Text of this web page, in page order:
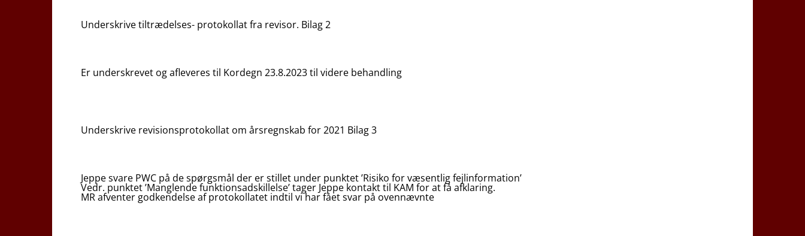
Underskrive tiltrædelses- protokollat fra revisor. Bilag 2
Er underskrevet og afleveres til Kordegn 23.8.2023 til videre behandling
Underskrive revisionsprotokollat om årsregnskab for 2021 Bilag 3
Jeppe svare PWC på de spørgsmål der er stillet under punktet ’Risiko for væsentlig fejlinformation’
Vedr. punktet ’Manglende funktionsadskillelse’ tager Jeppe kontakt til KAM for at få afklaring.
MR afventer godkendelse af protokollatet indtil vi har fået svar på ovennævnte